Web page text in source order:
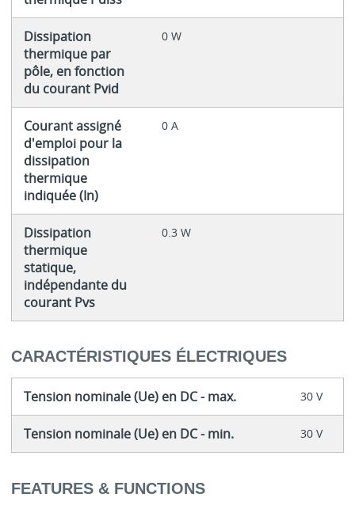
Dissipation
thermique par
pôle, en fonction
du courant Pvid
0 W
Courant assigné
d'emploi pour la
dissipation
thermique
indiquée (In)
0 A
Dissipation
thermique
statique,
indépendante du
courant Pvs
0.3 W
CARACTÉRISTIQUES ÉLECTRIQUES
Tension nominale (Ue) en DC - max. 30 V
Tension nominale (Ue) en DC - min. 30 V
FEATURES & FUNCTIONS